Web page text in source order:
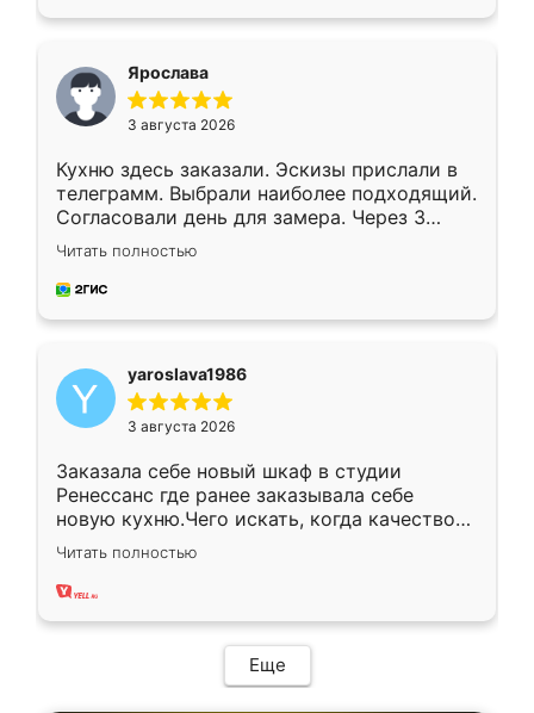
Ярослава
3 августа 2026
Кухню здесь заказали. Эскизы прислали в
телеграмм. Выбрали наиболее подходящий.
Согласовали день для замера. Через 3
недели кухня была уже готова. Остались
довольны работой. Спасибо Ренессанс
мебель за качественную работу!
Читать полностью
yaroslava1986
3 августа 2026
Заказала себе новый шкаф в студии
Ренессанс где ранее заказывала себе
новую кухню.Чего искать, когда качеством
вполне довольна. Служит кухня уже почти
два года, нареканий нет.
Читать полностью
Еще